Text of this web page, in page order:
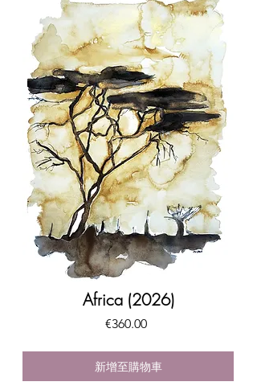
Africa (2026)
€360.00價
新增至購物車